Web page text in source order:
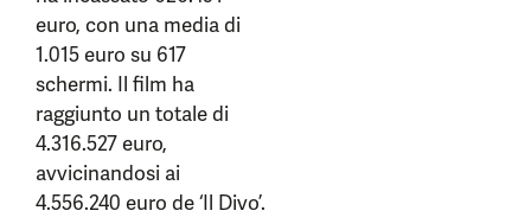
euro, con una media di
1.015 euro su 617
schermi. Il film ha
raggiunto un totale di
4.316.527 euro,
avvicinandosi ai
4.556.240 euro de ‘Il Divo’.